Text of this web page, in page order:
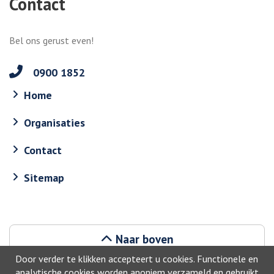
Door verder te klikken accepteert u cookies. Functionele en
Bel ons gerust even!
0900 1852
Home
Organisaties
Contact
Sitemap
Naar boven